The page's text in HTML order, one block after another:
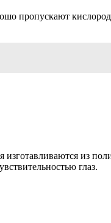
пропускают
из
глаз.